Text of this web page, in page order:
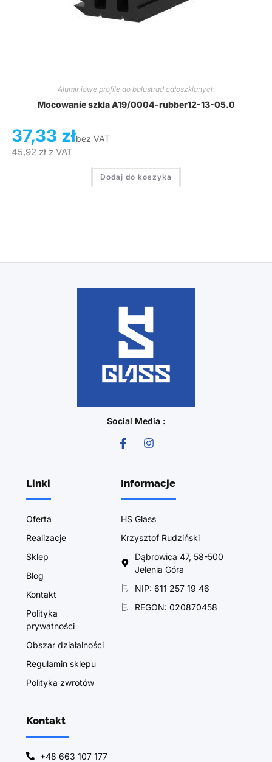
Aluminiowe profile do balustrad całoszklanych
Mocowanie szkla A19/0004-rubber12-13-05.0
37,33 złbez VAT
45,92 złz VAT
Dodaj do koszyka
Social Media :
Linki
Oferta
Realizacje
Sklep
Blog
Kontakt
Polityka
prywatności
Obszar działalności
Regulamin sklepu
Polityka zwrotów
Informacje
HS Glass
Krzysztof Rudziński
Dąbrowica 47, 58-500
Jelenia Góra
NIP: 611 257 19 46
REGON: 020870458
Kontakt
+48 663 107 177